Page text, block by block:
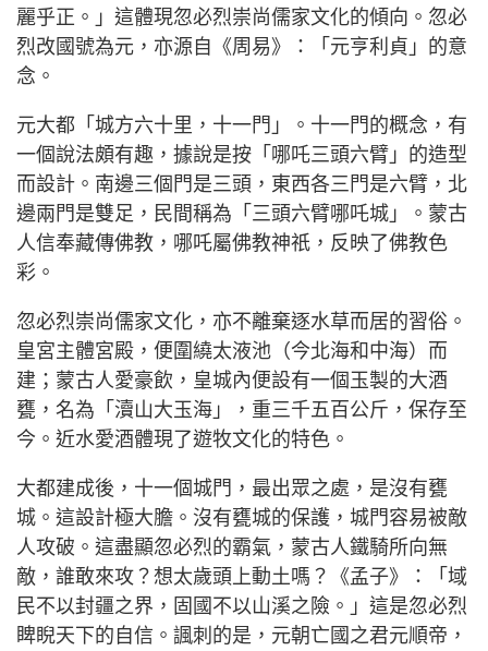
麗乎正。」這體現忽必烈崇尚儒家文化的傾向。忽必
烈改國號為元，亦源自《周易》：「元亨利貞」的意
念。
元大都「城方六十里，十一門」。十一門的概念，有
一個說法頗有趣，據說是按「哪吒三頭六臂」的造型
而設計。南邊三個門是三頭，東西各三門是六臂，北
邊兩門是雙足，民間稱為「三頭六臂哪吒城」。蒙古
人信奉藏傳佛教，哪吒屬佛教神祇，反映了佛教色
彩。
忽必烈崇尚儒家文化，亦不離棄逐水草而居的習俗。
皇宮主體宮殿，便圍繞太液池（今北海和中海）而
建；蒙古人愛豪飲，皇城內便設有一個玉製的大酒
甕，名為「瀆山大玉海」，重三千五百公斤，保存至
今。近水愛酒體現了遊牧文化的特色。
大都建成後，十一個城門，最出眾之處，是沒有甕
城。這設計極大膽。沒有甕城的保護，城門容易被敵
人攻破。這盡顯忽必烈的霸氣，蒙古人鐵騎所向無
敵，誰敢來攻？想太歲頭上動土嗎？《孟子》：「域
民不以封疆之界，固國不以山溪之險。」這是忽必烈
睥睨天下的自信。諷刺的是，元朝亡國之君元順帝，